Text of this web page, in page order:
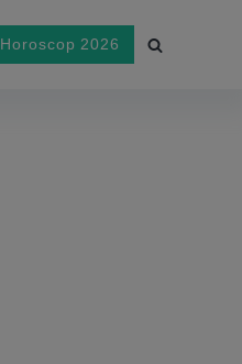
Horoscop 2026